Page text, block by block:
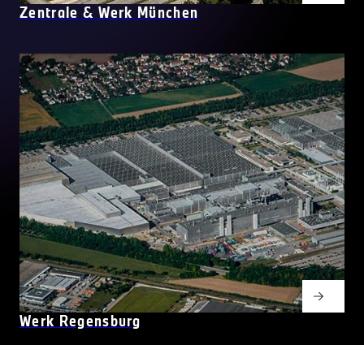
Zentrale & Werk München
Werk Regensburg